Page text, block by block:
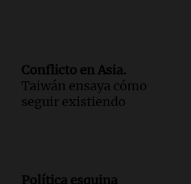
Conflicto en Asia.
Taiwán ensaya cómo
seguir existiendo
Política esquina